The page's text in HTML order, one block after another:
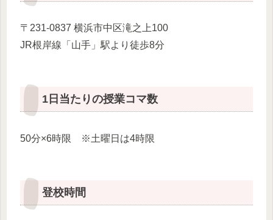
〒231-0837 横浜市中区滝之上100
JR根岸線「山手」駅より徒歩8分
1日当たりの授業コマ数
50分×6時限 ※土曜日は4時限
登校時間